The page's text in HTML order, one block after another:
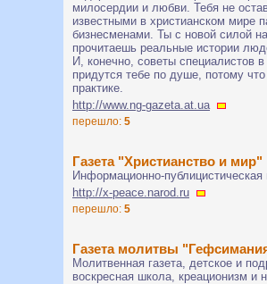
милосердии и любви. Тебя не
известными в христианском мире
бизнесменами. Ты с новой силой
прочитаешь реальные истории
И, конечно, советы специалистов
придутся тебе по душе, потому
практике.
http://www.ng-gazeta.at.ua
перешло: 5
Газета "Христианство и мир"
Информационно-
http://x-peace.narod.ru
перешло: 5
Газета молитвы
Молитвенная газета, детское и
воскресная школа, креационизм и